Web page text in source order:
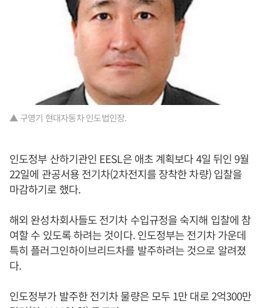
▲ 구영기 현대자동차 인도법인장.
인도정부 산하기관인 EESL은 애초 계획보다 4일 뒤인 9월
22일에 관공서용 전기차(2차전지를 장착한 차량) 입찰을
마감하기로 했다.
해외 완성차회사들도 전기차 수입규정을 숙지해 입찰에 참
여할 수 있도록 하려는 것이다. 인도정부는 전기차 가운데
특히 플러그인하이브리드차를 발주하려는 것으로 알려졌
다.
인도정부가 발주한 전기차 물량은 모두 1만 대로 2억300만